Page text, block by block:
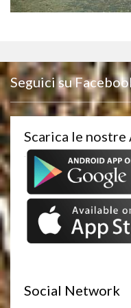
Seguici su
Scarica le nostre
Social Network